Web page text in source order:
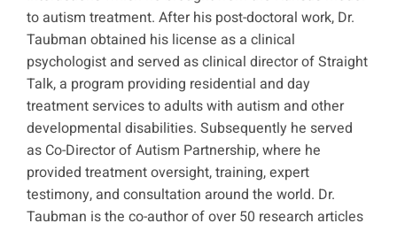
to autism treatment. After his post-doctoral work, Dr.
Taubman obtained his license as a clinical
psychologist and served as clinical director of Straight
Talk, a program providing residential and day
treatment services to adults with autism and other
developmental disabilities. Subsequently he served
as Co-Director of Autism Partnership, where he
provided treatment oversight, training, expert
testimony, and consultation around the world. Dr.
Taubman is the co-author of over 50 research articles